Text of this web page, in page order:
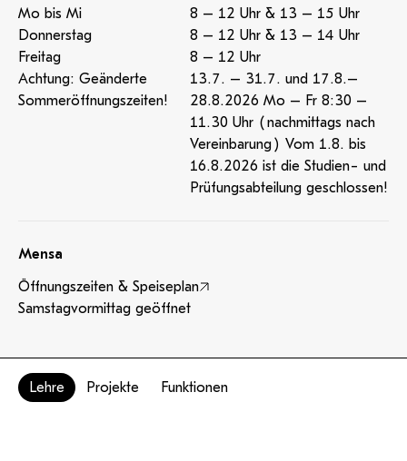
Lehre Projekte Funktionen
Mo bis Mi
8 – 12 Uhr & 13 – 15 Uhr
Donnerstag
8 – 12 Uhr & 13 – 14 Uhr
Freitag
8 – 12 Uhr
Achtung: Geänderte
Sommeröffnungszeiten!
13.7. – 31.7. und 17.8.–
28.8.2026 Mo – Fr 8:30 –
11.30 Uhr (nachmittags nach
Vereinbarung) Vom 1.8. bis
16.8.2026 ist die Studien- und
Prüfungsabteilung geschlossen!
Mensa
Öffnungszeiten & Speiseplan
Samstagvormittag geöffnet